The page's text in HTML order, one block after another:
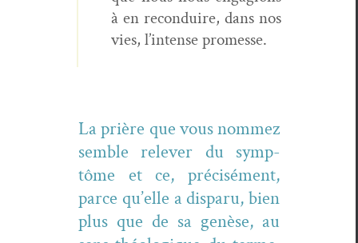
à en recon­duire, dans nos
vies, l’intense promesse.
La prière que vous nom­mez
sem­ble relever du symp­
tôme et ce, pré­cisé­ment,
parce qu’elle a dis­paru, bien
plus que de sa genèse, au